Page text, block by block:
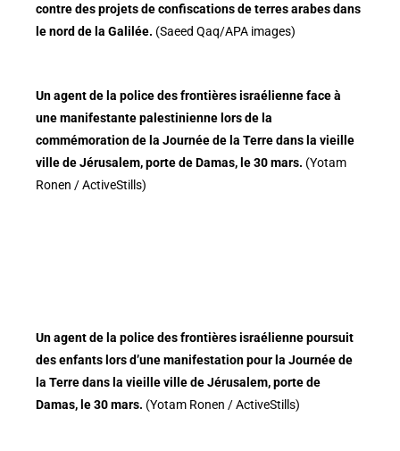
contre des projets de confiscations de terres arabes dans
le nord de la Galilée. (Saeed Qaq/APA images)
Un agent de la police des frontières israélienne face à
une manifestante palestinienne lors de la
commémoration de la Journée de la Terre dans la vieille
ville de Jérusalem, porte de Damas, le 30 mars. (Yotam
Ronen / ActiveStills)
Un agent de la police des frontières israélienne poursuit
des enfants lors d’une manifestation pour la Journée de
la Terre dans la vieille ville de Jérusalem, porte de
Damas, le 30 mars. (Yotam Ronen / ActiveStills)